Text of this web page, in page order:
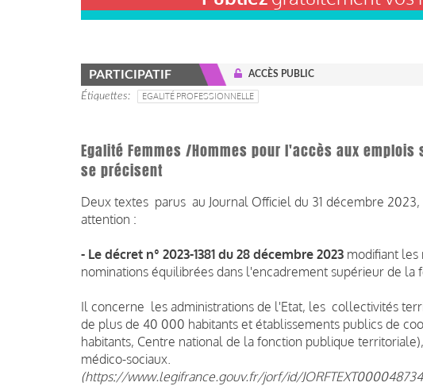
PARTICIPATIF ACCÈS PUBLIC
Étiquettes EGALITÉ PROFESSIONNELLE
Egalité Femmes /Hommes pour l'accès aux
se précisent
Deux textes parus au Journal Officiel du 31 décembre
attention :
- Le décret n° 2023-1381 du 28 décembre 2023 modifiant les
nominations équilibrées dans l'encadrement supérieur de la
Il concerne les administrations de l'Etat, les collectivités
de plus de 40 000 habitants et établissements publics de
habitants, Centre national de la fonction publique
médico-sociaux.
(https://www.legifrance.gouv.fr/jorf/id/